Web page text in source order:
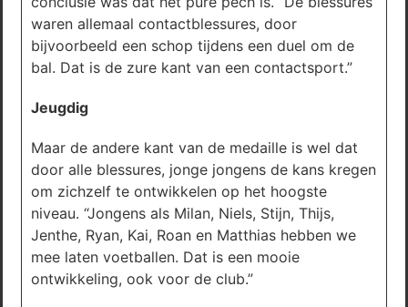
waren allemaal contactblessures, door
bijvoorbeeld een schop tijdens een duel om de
bal. Dat is de zure kant van een contactsport.”
Jeugdig
Maar de andere kant van de medaille is wel dat
door alle blessures, jonge jongens de kans kregen
om zichzelf te ontwikkelen op het hoogste
niveau. “Jongens als Milan, Niels, Stijn, Thijs,
Jenthe, Ryan, Kai, Roan en Matthias hebben we
mee laten voetballen. Dat is een mooie
ontwikkeling, ook voor de club.”